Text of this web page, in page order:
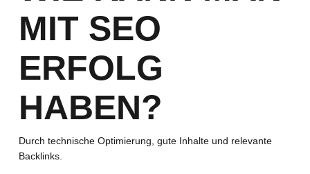
MIT SEO
ERFOLG
HABEN?
Durch technische Optimierung, gute Inhalte und relevante
Backlinks.